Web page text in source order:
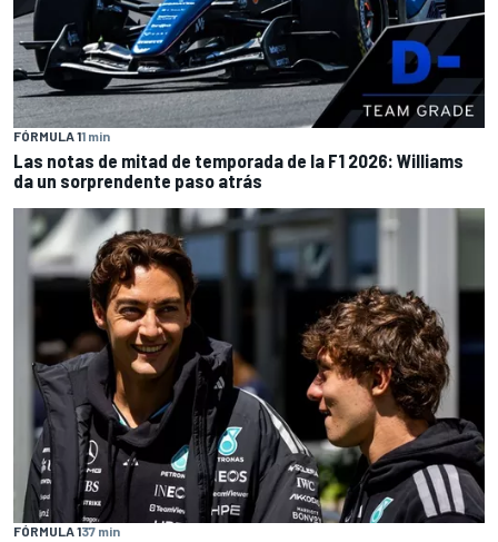
FÓRMULA 11 min
Las notas de mitad de temporada de la F1 2026: Williams
da un sorprendente paso atrás
FÓRMULA 137 min